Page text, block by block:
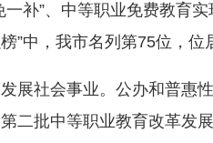
一补”、中等职业免费教育
”中，我市名列第75位，位
社会事业。公办和普惠性
二批中等职业教育改革发